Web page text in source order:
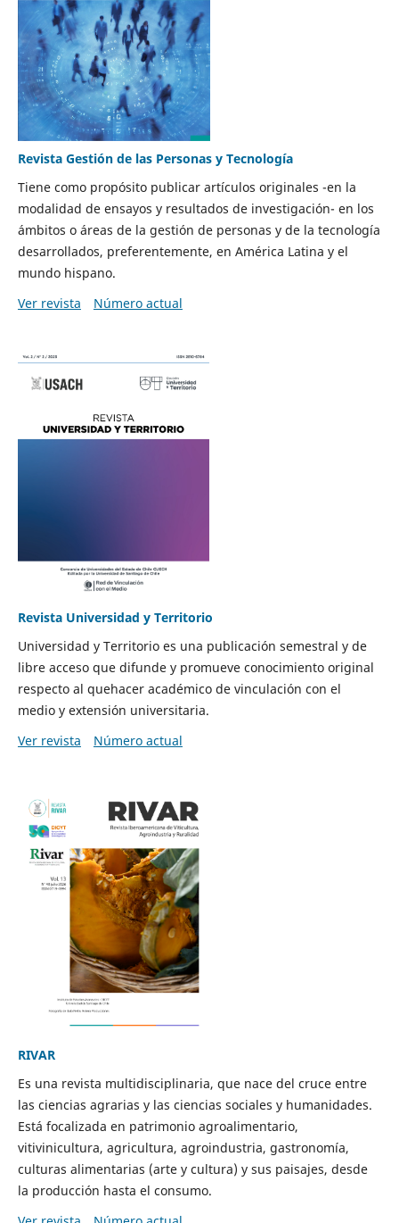
Revista Gestión de las Personas y Tecnología
Tiene como propósito publicar artículos originales -en la
modalidad de ensayos y resultados de investigación- en los
ámbitos o áreas de la gestión de personas y de la tecnología
desarrollados, preferentemente, en América Latina y el
mundo hispano.
Ver revista
Número actual
Revista Universidad y Territorio
Universidad y Territorio es una publicación semestral y de
libre acceso que difunde y promueve conocimiento original
respecto al quehacer académico de vinculación con el
medio y extensión universitaria.
Ver revista
Número actual
RIVAR
Es una revista multidisciplinaria, que nace del cruce entre
las ciencias agrarias y las ciencias sociales y humanidades.
Está focalizada en patrimonio agroalimentario,
vitivinicultura, agricultura, agroindustria, gastronomía,
culturas alimentarias (arte y cultura) y sus paisajes, desde
la producción hasta el consumo.